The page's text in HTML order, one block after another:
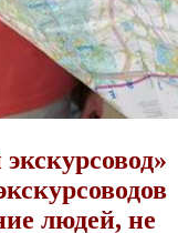
людей, не